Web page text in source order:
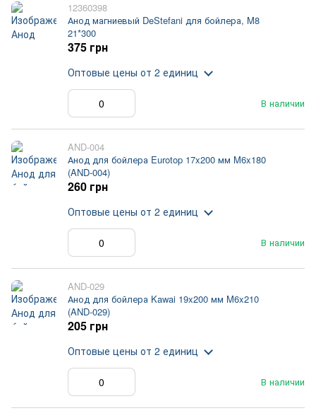
12360398
Анод магниевый DeStefani для бойлера, M8
21*300
В наличии
375 грн
Оптовые цены от 2 единиц
AND-004
Анод для бойлера Eurotop 17x200 мм M6x180
(AND-004)
В наличии
260 грн
Оптовые цены от 2 единиц
AND-029
Анод для бойлера Kawai 19x200 мм M6x210
(AND-029)
В наличии
205 грн
Оптовые цены от 2 единиц